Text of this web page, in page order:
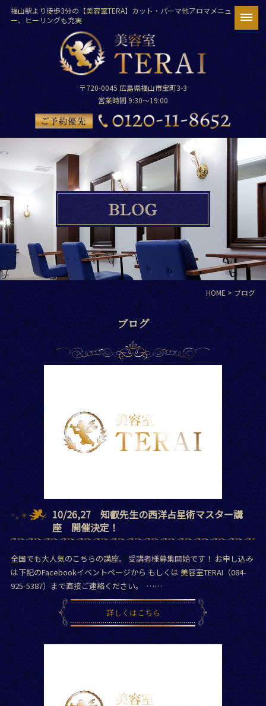
福山駅より徒歩3分の【美容室TERA】カット・パーマ他アロマメニュ
ー、ヒーリングも充実
〒720-0045 広島県福山市宝町3-3
営業時間 9:30～19:00
HOME > ブログ
ブログ
10/26,27 知叡先生の西洋占星術マスター講
座 開催決定！
全国でも大人気のこちらの講座。 受講者様募集開始です！ お申し込み
は下記のFacebookイベントページから もしくは 美容室TERAI（084-
925-5387）まで直接ご連絡ください。 ……
詳しくはこちら